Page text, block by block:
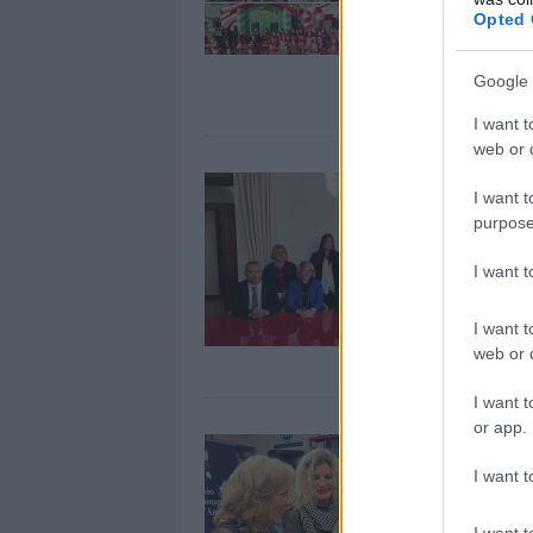
Opted
Google
I want
web or
I want
I want
I want
web or
I want
or app.
I want